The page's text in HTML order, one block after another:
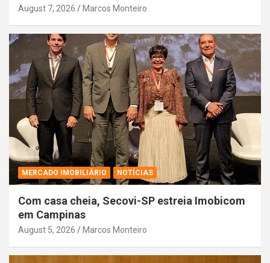
August 7, 2026 Marcos Monteiro
MERCADO IMOBILIÁRIO NOTÍCIAS
Com casa cheia, Secovi-SP estreia Imobicom
em Campinas
August 5, 2026 Marcos Monteiro